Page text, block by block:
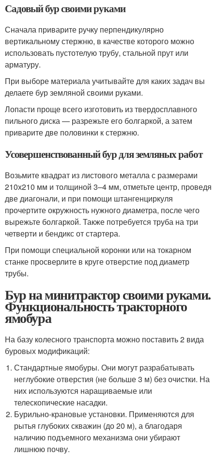
Садовый бур своими руками
Сначала приварите ручку перпендикулярно
вертикальному стержню, в качестве которого можно
использовать пустотелую трубу, стальной прут или
арматуру.
При выборе материала учитывайте для каких задач вы
делаете бур земляной своими руками.
Лопасти проще всего изготовить из твердосплавного
пильного диска — разрежьте его болгаркой, а затем
приварите две половинки к стержню.
Усовершенствованный бур для земляных работ
Возьмите квадрат из листового металла с размерами
210х210 мм и толщиной 3–4 мм, отметьте центр, проведя
две диагонали, и при помощи штангенциркуля
прочертите окружность нужного диаметра, после чего
вырежьте болгаркой. Также потребуется труба на три
четверти и бендикс от стартера.
При помощи специальной коронки или на токарном
станке просверлите в круге отверстие под диаметр
трубы.
Бур на минитрактор своими руками.
Функциональность тракторного
ямобура
На базу колесного транспорта можно поставить 2 вида
буровых модификаций:
Стандартные ямобуры. Они могут разрабатывать
неглубокие отверстия (не больше 3 м) без очистки. На
них используются наращиваемые или
телескопические насадки.
Бурильно-крановые установки. Применяются для
рытья глубоких скважин (до 20 м), а благодаря
наличию подъемного механизма они убирают
лишнюю почву.